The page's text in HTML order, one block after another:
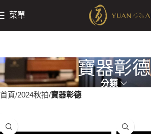
菜單
寶器彰德
分類
首頁 2024秋拍 寶器彰德